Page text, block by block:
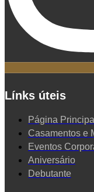
Línks úteis
Página Principal
Casamentos e
Eventos
Aniversário
Debutante